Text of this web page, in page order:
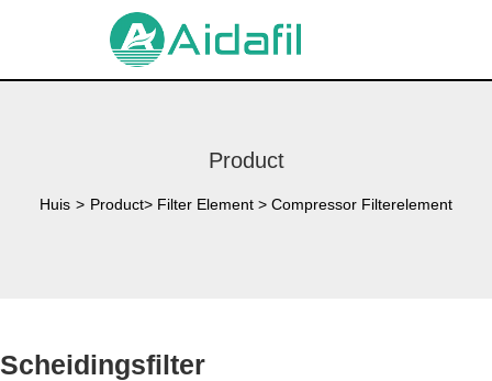
Product
Huis > Product> Filter Element > Compressor Filterelement
Scheidingsfilter